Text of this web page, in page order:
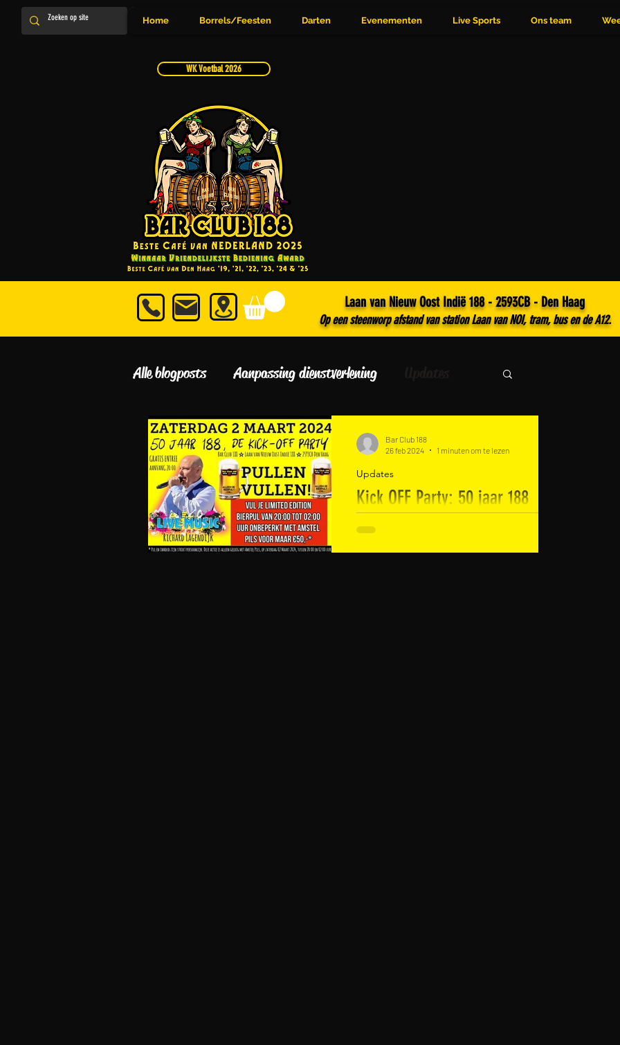
Home Borrels/Feesten Darten Evenementen Live Sports Ons team
Laan van Nieuw Oost Indië 188 - 2593CB - Den Haag
Op een steenworp afstand van station Laan van NOI, tram, bus en de A12.
WK Voetbal 2026
Alle blogposts Aanpassing dienstverlening
Kick OFF Party: 50 jaar 188
Een halve eeuw 188, dat vieren...
Updates
Bar Club 188
26 feb 2024
1 minuten om te lezen